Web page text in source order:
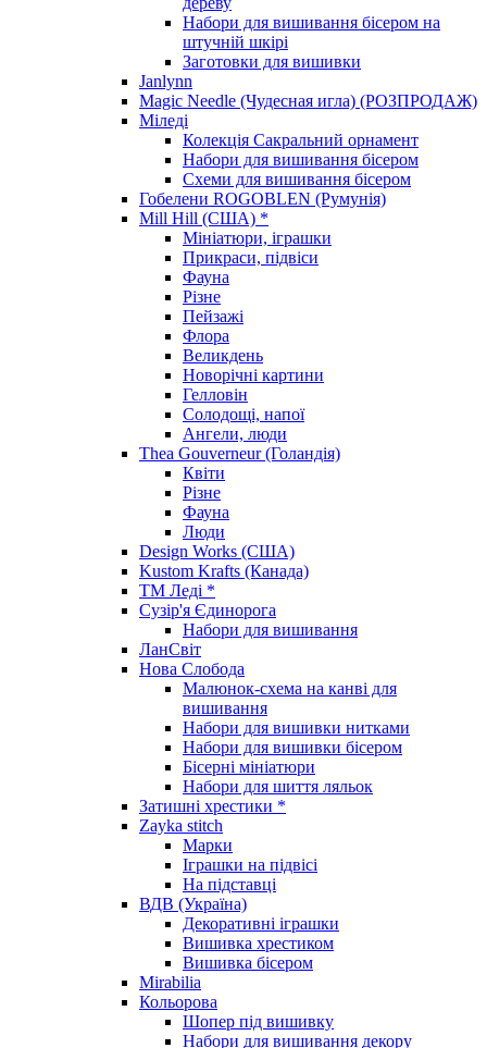
Набори для вишивання бісером на
штучній шкірі
Заготовки для вишивки
Janlynn
Magic Needle (Чудесная игла) (РОЗПРОДАЖ)
Міледі
Колекція Сакральний орнамент
Набори для вишивання бісером
Схеми для вишивання бісером
Гобелени ROGOBLEN (Румунія)
Mill Hill (США) *
Мініатюри, іграшки
Прикраси, підвіси
Фауна
Різне
Пейзажі
Флора
Великдень
Новорічні картини
Гелловін
Солодощі, напої
Ангели, люди
Thea Gouverneur (Голандія)
Квіти
Різне
Фауна
Люди
Design Works (США)
Kustom Krafts (Канада)
ТМ Леді *
Сузір'я Єдинорога
Набори для вишивання
ЛанСвіт
Нова Слобода
Малюнок-схема на канві для
вишивання
Набори для вишивки нитками
Набори для вишивки бісером
Бісерні мініатюри
Набори для шиття ляльок
Затишні хрестики *
Zayka stitch
Марки
Іграшки на підвісі
На підставці
ВДВ (Україна)
Декоративні іграшки
Вишивка хрестиком
Вишивка бісером
Mirabilia
Кольорова
Шопер під вишивку
Набори для вишивання декору